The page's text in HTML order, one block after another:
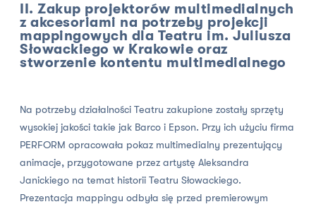
II. Zakup projektorów multimedialnych
z akcesoriami na potrzeby projekcji
mappingowych dla Teatru im. Juliusza
Słowackiego w Krakowie oraz
stworzenie kontentu multimedialnego
Na potrzeby działalności Teatru zakupione zostały sprzęty
wysokiej jakości takie jak Barco i Epson. Przy ich użyciu firma
PERFORM opracowała pokaz multimedialny prezentujący
animacje, przygotowane przez artystę Aleksandra
Janickiego na temat historii Teatru Słowackiego.
Prezentacja mappingu odbyła się przed premierowym